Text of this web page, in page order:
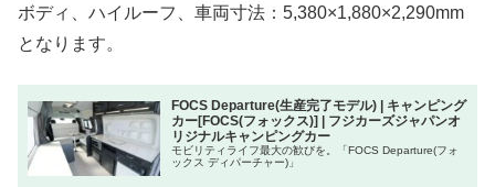
ボディ、ハイルーフ、車両寸法：5,380×1,880×2,290mm
となります。
FOCS Departure(生産完了モデル) | キャンピング
カー[FOCS(フォックス)] | フジカーズジャパンオ
リジナルキャンピングカー
モビリティライフ最大の歓びを。「FOCS Departure(フォ
ックス ディパーチャー)」